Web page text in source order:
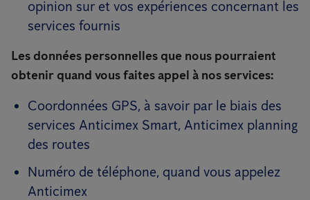
opinion sur et vos expériences concernant les
services fournis
Les données personnelles que nous pourraient
obtenir quand vous faites appel à nos services:
Coordonnées GPS, à savoir par le biais des
services Anticimex Smart, Anticimex planning
des routes
Numéro de téléphone, quand vous appelez
Anticimex